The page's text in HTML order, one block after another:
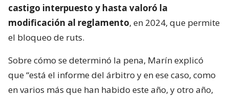
castigo interpuesto y hasta valoró la
modificación al reglamento, en 2024, que permite
el bloqueo de ruts.
Sobre cómo se determinó la pena, Marín explicó
que “está el informe del árbitro y en ese caso, como
en varios más que han habido este año, y otro año,